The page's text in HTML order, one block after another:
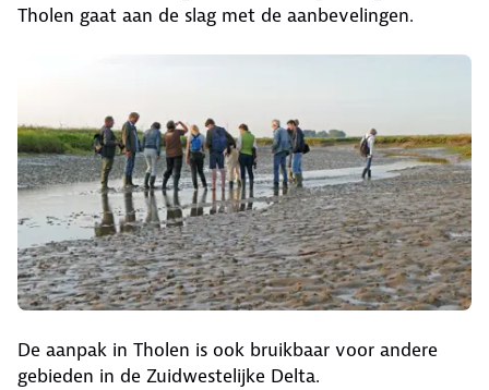
Tholen gaat aan de slag met de aanbevelingen.
De aanpak in Tholen is ook bruikbaar voor andere
gebieden in de Zuidwestelijke Delta.